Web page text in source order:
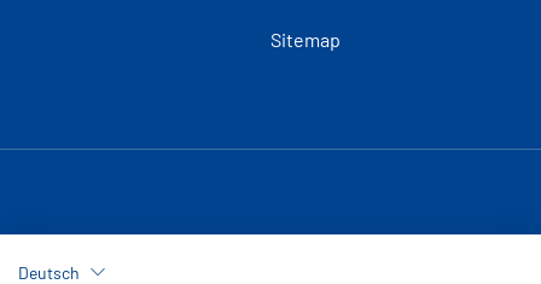
Sitemap
Deutsch